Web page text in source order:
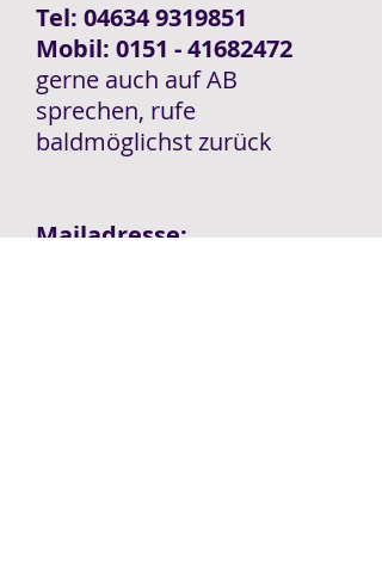
Tel: 04634 9319851
Mobil: 0151 - 41682472
gerne auch auf AB
sprechen, rufe
baldmöglichst zurück
Mailadresse: